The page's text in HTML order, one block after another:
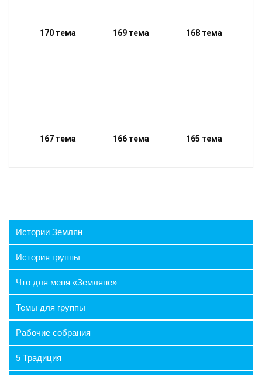
170 тема 169 тема 168 тема
167 тема 166 тема 165 тема
Истории Землян
История группы
Что для меня «Земляне»
Темы для группы
Рабочие собрания
5 Традиция